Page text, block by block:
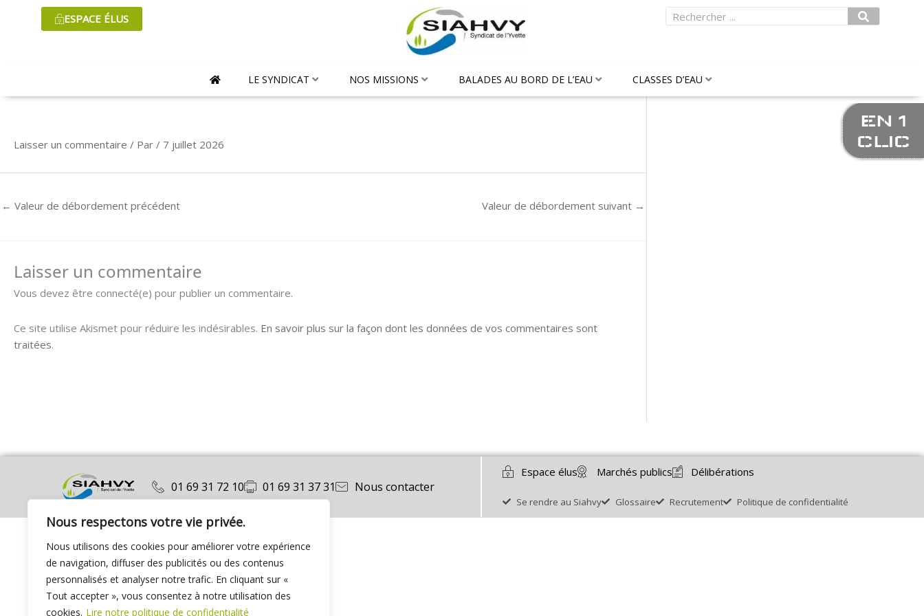
Nous respectons votre vie privée.
Nous utilisons des cookies pour améliorer votre expérience
de navigation, diffuser des publicités ou des contenus
personnalisés et analyser notre trafic. En cliquant sur «
Tout accepter », vous consentez à notre utilisation des
cookies. Lire notre politique de confidentialité
ESPACE ÉLUS Rechercher
LE SYNDICAT NOS MISSIONS BALADES AU BORD DE L’EAU CLASSES D’EAU
Laisser un commentaire / Par / 7 juillet 2026
← Valeur de débordement précédent Valeur de débordement suivant →
Laisser un commentaire
Vous devez être connecté(e) pour publier un commentaire.
Ce site utilise Akismet pour réduire les indésirables. En savoir plus sur la façon dont les données de vos commentaires sont
traitées.
01 69 31 72 10 01 69 31 37 31 Nous contacter
Espace élus Marchés publics Délibérations
Se rendre au Siahvy Glossaire Recrutement Politique de confidentialité
EN 1
CLIC